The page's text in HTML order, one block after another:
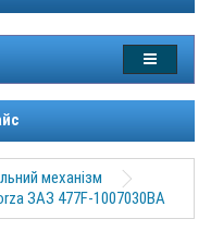
механізм
ЗАЗ 477F-1007030BA